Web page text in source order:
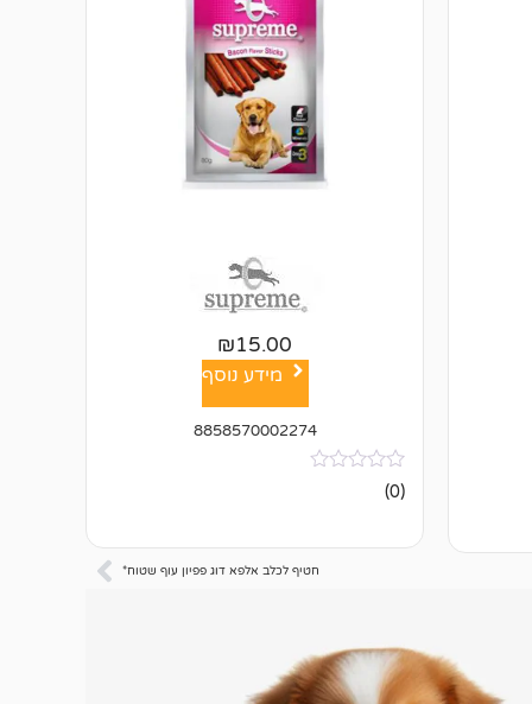
₪15.00
מידע נוסף
8858570002274
אין
ביקורות
(0)
חטיף לכלב אלפא דוג פפיון עוף שטוח*